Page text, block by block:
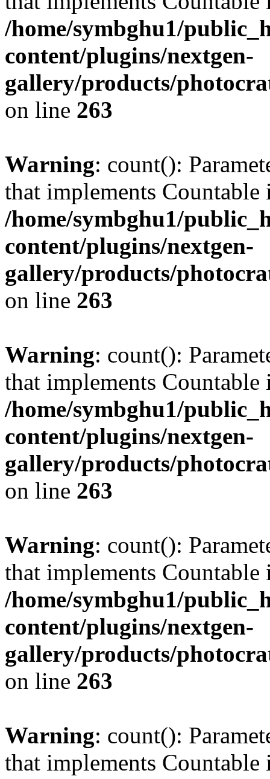
/home/symbghu1/
content/plugins/nextgen-
gallery/products/
on line 263
Warning: count():
that implements Countable
/home/symbghu1/
content/plugins/nextgen-
gallery/products/
on line 263
Warning: count():
that implements Countable
/home/symbghu1/
content/plugins/nextgen-
gallery/products/
on line 263
Warning: count():
that implements Countable
/home/symbghu1/
content/plugins/nextgen-
gallery/products/
on line 263
Warning: count():
that implements Countable